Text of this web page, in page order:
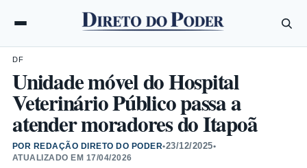
DF
Unidade móvel do Hospital
Veterinário Público passa a
atender moradores do Itapoã
POR REDAÇÃO DIRETO DO PODER•23/12/2025•
ATUALIZADO EM 17/04/2026